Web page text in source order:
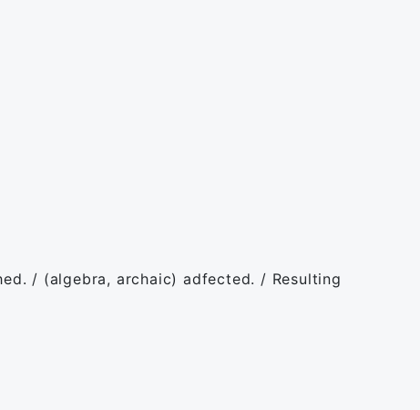
/ (algebra, archaic) adfected. / Resulting